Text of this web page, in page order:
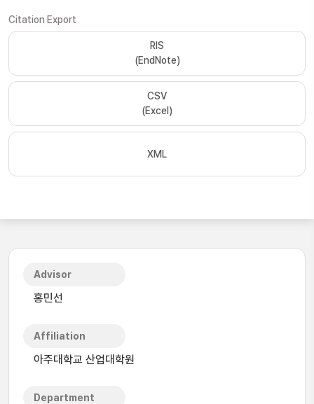
Citation Export
RIS
(EndNote)
CSV
(Excel)
XML
Advisor
홍민선
Affiliation
아주대학교 산업대학원
Department